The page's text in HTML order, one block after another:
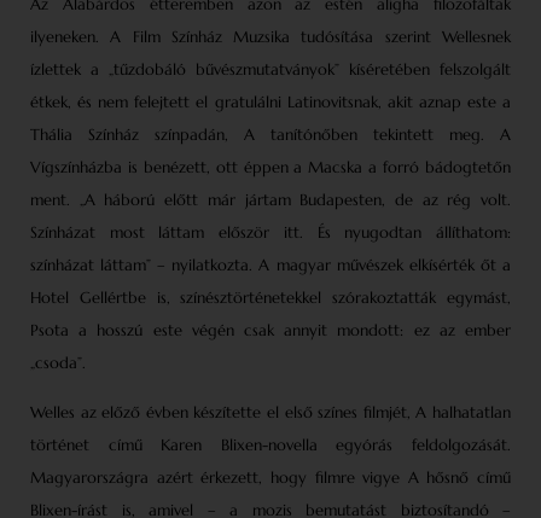
ilyeneken. A Film Színház Muzsika tudósítása szerint Wellesnek
ízlettek a „tűzdobáló bűvész­mutatványok” kíséretében felszolgált
étkek, és nem felejtett el gratulálni Latinovitsnak, akit aznap este a
Thália Színház színpadán, A tanítónőben tekintett meg. A
Vígszínházba is benézett, ott éppen a Macska a forró bádogtetőn
ment. „A háború előtt már jártam Budapesten, de az rég volt.
Színházat most láttam először itt. És nyugodtan állíthatom:
színházat láttam” – nyilatkozta. A magyar művészek elkísérték őt a
Hotel Gellértbe is, színésztörténetekkel szórakoztatták egymást,
Psota a hosszú este végén csak annyit mondott: ez az ember
„csoda”.
Welles az előző évben készítette el első színes filmjét, A halhatatlan
történet című Karen Blixen-novella egyórás feldolgozását.
Magyarországra azért érkezett, hogy filmre vigye A hősnő című
Blixen-írást is, amivel – a mozis bemutatást biztosítandó –